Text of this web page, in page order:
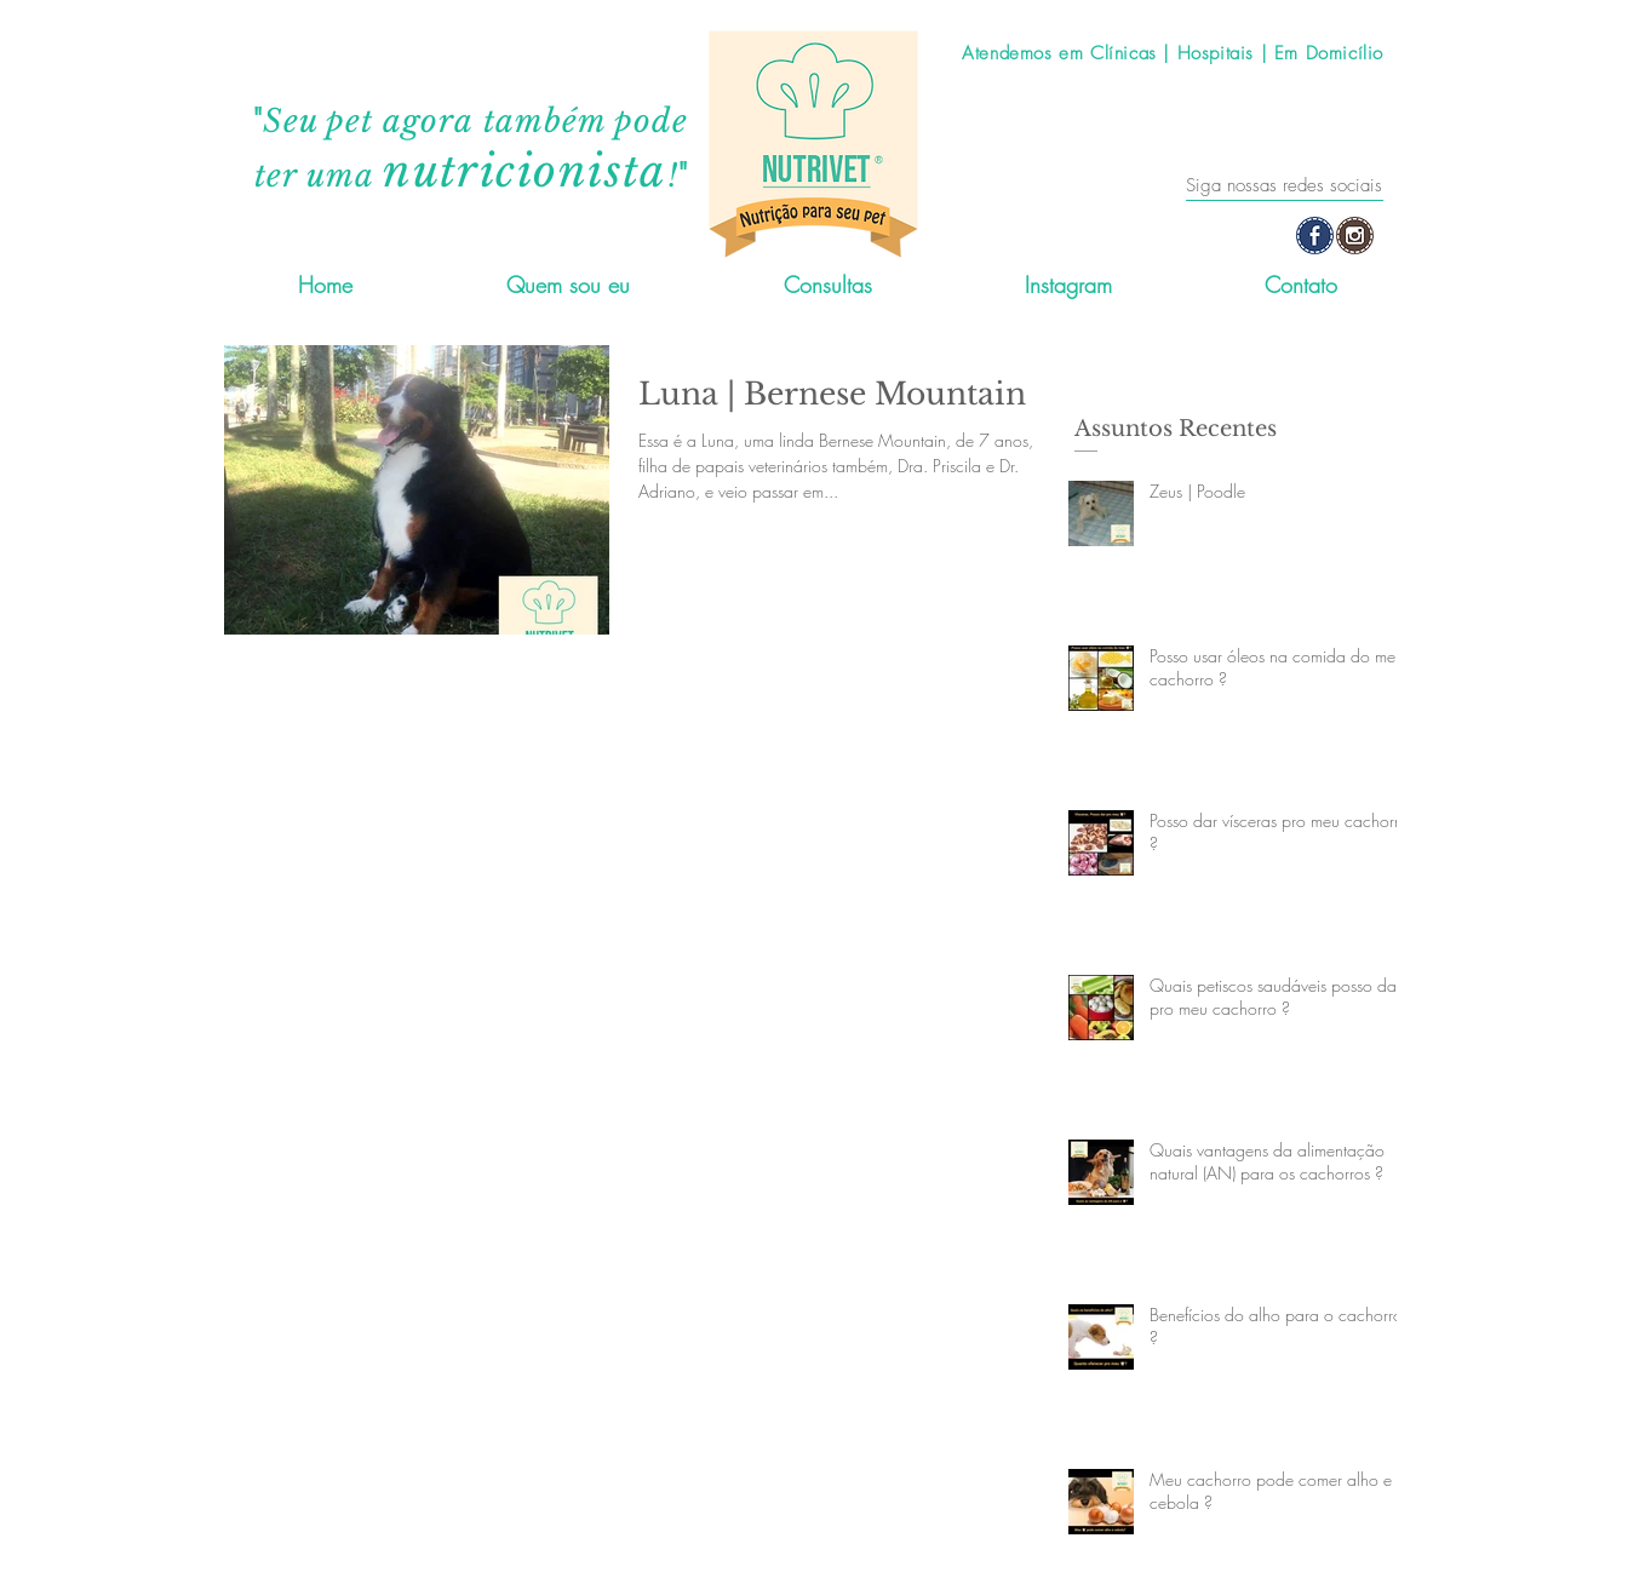
"Seu pet agora também pode
ter umanutricionista!"
Atendemos em Clínicas | Hospitais | Em Domicílio
Siga nossas redes sociais
Home Quem sou eu Consultas Instagram Contato
Luna | Bernese Mountain
Essa é a Luna, uma linda Bernese Mountain, de 7 anos,
filha de papais veterinários também, Dra. Priscila e Dr.
Adriano, e veio passar em...
Assuntos Recentes
Zeus | Poodle
Posso usar óleos na comida do meu
cachorro ?
Posso dar vísceras pro meu cachorro
?
Quais petiscos saudáveis posso dar
pro meu cachorro ?
Quais vantagens da alimentação
natural (AN) para os cachorros ?
Benefícios do alho para o cachorro
?
Meu cachorro pode comer alho e
cebola ?